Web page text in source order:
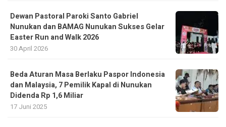
Dewan Pastoral Paroki Santo Gabriel
Nunukan dan BAMAG Nunukan Sukses Gelar
Easter Run and Walk 2026
30 April 2026
Beda Aturan Masa Berlaku Paspor Indonesia
dan Malaysia, 7 Pemilik Kapal di Nunukan
Didenda Rp 1,6 Miliar
17 Juni 2025